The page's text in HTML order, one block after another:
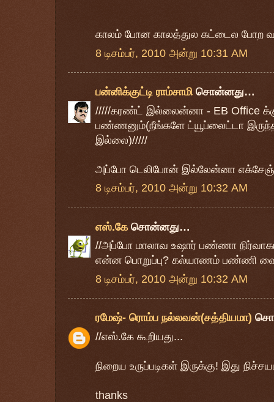
காலம் போன காலத்துல கட்டைல போற
8 டிசம்பர், 2010 அன்று 10:31 AM
பன்னிக்குட்டி ராம்சாமி சொன்னது…
/////கரண்ட் இல்லைன்னா - EB Office
பண்ணனும்(நீங்களே ட்யூப்லைட்டா
இல்லை)/////
அப்போ டெலிபோன் இல்லேன்னா
8 டிசம்பர், 2010 அன்று 10:32 AM
எஸ்.கேசொன்னது…
//அப்போ மாலாவ உஷார் பண்ணா நிர்வாகம்
என்ன பொறுப்பு? கல்யாணம் பண்ணி
8 டிசம்பர், 2010 அன்று 10:32 AM
ரமேஷ்- ரொம்ப நல்லவன்(சத்தியமா)
//எஸ்.கே கூறியது...
நிறைய உருப்படிகள் இருக்கு! இது
thanks